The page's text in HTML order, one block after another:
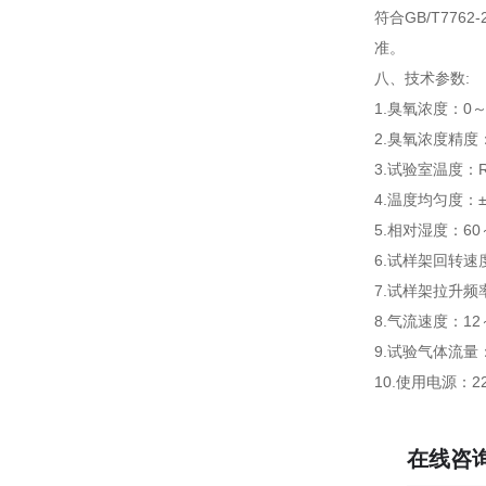
符合GB/T7762-
准。
八、 技术参数:
1.臭氧浓度：0
2.臭氧浓度精度
3.试验室温度
4.温度均匀度：
5.相对湿度：60
6.试样架回转速
7.试样架拉升频
8.气流速度：12
9.试验气体流量
10.使用电源：
在线咨